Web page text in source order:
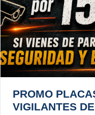
PROMO
VIGILANTES